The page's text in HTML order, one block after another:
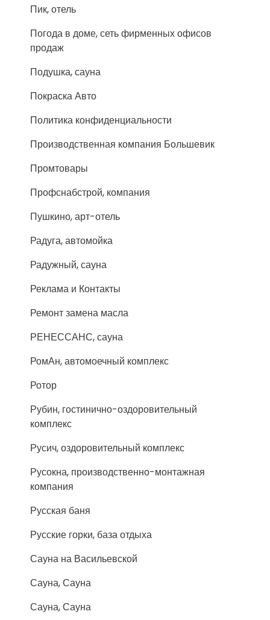
Пик, отель
Погода в доме, сеть фирменных офисов
продаж
Подушка, сауна
Покраска Авто
Политика конфиденциальности
Производственная компания Большевик
Промтовары
Профснабстрой, компания
Пушкино, арт-отель
Радуга, автомойка
Радужный, сауна
Реклама и Контакты
Ремонт замена масла
РЕНЕССАНС, сауна
РомАн, автомоечный комплекс
Ротор
Рубин, гостинично-оздоровительный
комплекс
Русич, оздоровительный комплекс
Русокна, производственно-монтажная
компания
Русская баня
Русские горки, база отдыха
Сауна на Васильевской
Сауна, Сауна
Сауна, Сауна